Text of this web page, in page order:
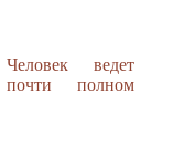
Человек ведет
полном